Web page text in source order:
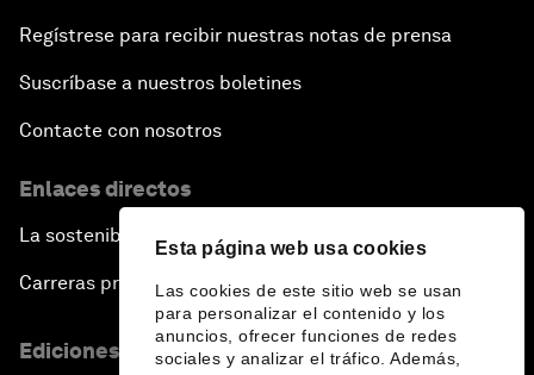
Esta página web usa cookies
Las cookies de este sitio web se usan
para personalizar el contenido y los
anuncios, ofrecer funciones de redes
sociales y analizar el tráfico. Además,
Regístrese para recibir nuestras notas de prensa
Suscríbase a nuestros boletines
Contacte con nosotros
Enlaces directos
La sostenibilidad en el Foro
Carreras profesionales
Ediciones en otros idiomas